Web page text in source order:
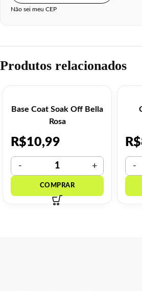
Não sei meu CEP
Produtos relacionados
Base Coat Soak Off Bella
Rosa
R$10,99 R$